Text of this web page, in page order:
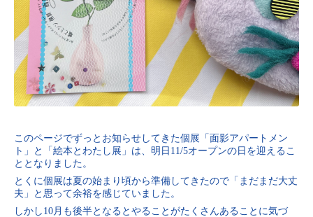
このページでずっとお知らせしてきた個展「面影アパートメン
ト」と「絵本とわたし展」は、明日11/5オープンの日を迎えるこ
ととなりました。
とくに個展は夏の始まり頃から準備してきたので「まだまだ大丈
夫」と思って余裕を感じていました。
しかし10月も後半となるとやることがたくさんあることに気づ